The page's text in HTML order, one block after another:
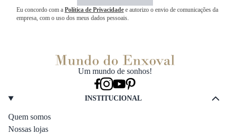
Eu concordo com a Política de Privacidade e autorizo o envio de comunicações da
empresa, com o uso dos meus dados pessoais.
Um mundo de sonhos!
INSTITUCIONAL
Quem somos
Nossas lojas